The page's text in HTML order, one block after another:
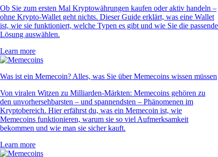
Ob Sie zum ersten Mal Kryptowährungen kaufen oder aktiv handeln –
ohne Krypto-Wallet geht nichts. Dieser Guide erklärt, was eine Wallet
ist, wie sie funktioniert, welche Typen es gibt und wie Sie die passende
Lösung auswählen.
Learn more
Was ist ein Memecoin? Alles, was Sie über Memecoins wissen müssen
Von viralen Witzen zu Milliarden-Märkten: Memecoins gehören zu
den unvorhersehbarsten – und spannendsten – Phänomenen im
Kryptobereich. Hier erfährst du, was ein Memecoin ist, wie
Memecoins funktionieren, warum sie so viel Aufmerksamkeit
bekommen und wie man sie sicher kauft.
Learn more